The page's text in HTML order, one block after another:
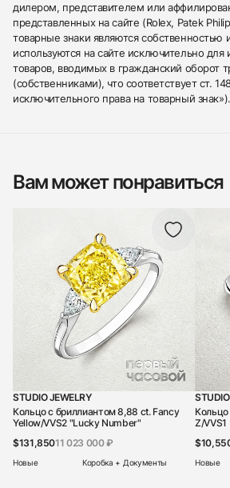
дилером, представителем или
представленных на сайте (Rolex, Patek
товарные знаки являются собственностью
используются на сайте исключительно для
товаров, вводимых в гражданский оборот
(собственниками), что соответствует ст.
исключительного права на товарный знак»).
Вам может понравиться
STUDIO JEWELRY
Кольцо с бриллиантом 8,88 ct. Fancy
Yellow/VVS2 "Lucky Number"
$131,85011 023 000 ₽
Новые Коробка + Документы
Кольцо
Z/VVS1
Новые